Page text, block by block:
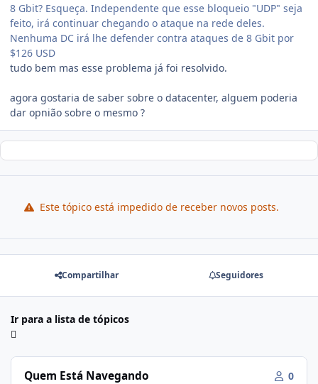
8 Gbit? Esqueça. Independente que esse bloqueio "UDP" seja
feito, irá continuar chegando o ataque na rede deles.
Nenhuma DC irá lhe defender contra ataques de 8 Gbit por
$126 USD
tudo bem mas esse problema já foi resolvido.
agora gostaria de saber sobre o datacenter, alguem poderia
dar opnião sobre o mesmo ?
Este tópico está impedido de receber novos posts.
Compartilhar Seguidores
Ir para a lista de tópicos
Quem Está Navegando 0